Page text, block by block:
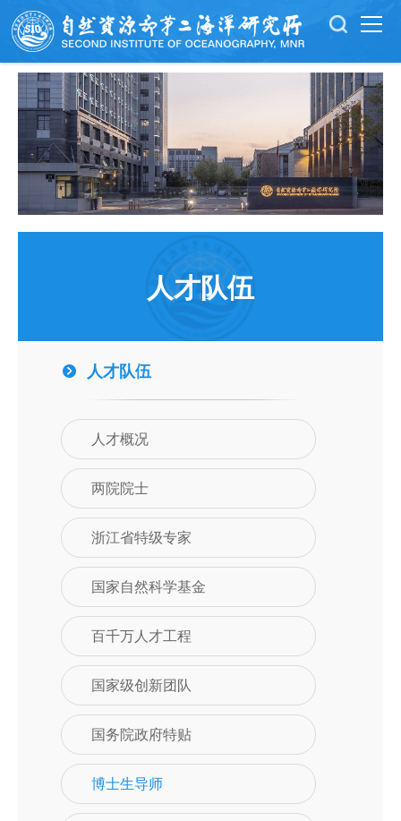
人才队伍
人才队伍
人才概况
两院院士
浙江省特级专家
国家自然科学基金
百千万人才工程
国家级创新团队
国务院政府特贴
博士生导师